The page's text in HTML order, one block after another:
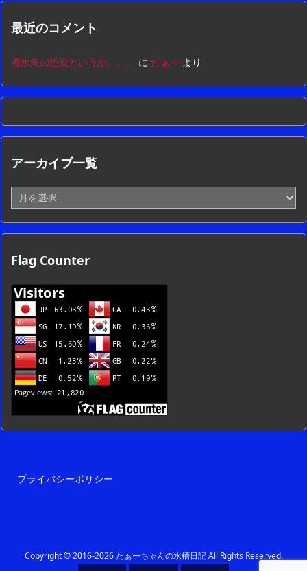
最近のコメント
海水魚の近況というか。。。 に たぁー より
アーカイブ一覧
ー
カ
イ
一
Flag Counter
プライバシーポリシー
Copyright ©2016-2026たぁーちゃんの水槽日記All Rights Reserved.